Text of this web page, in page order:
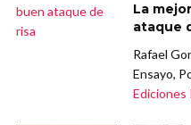
La
ataque
Rafael
Ensayo,
Ediciones